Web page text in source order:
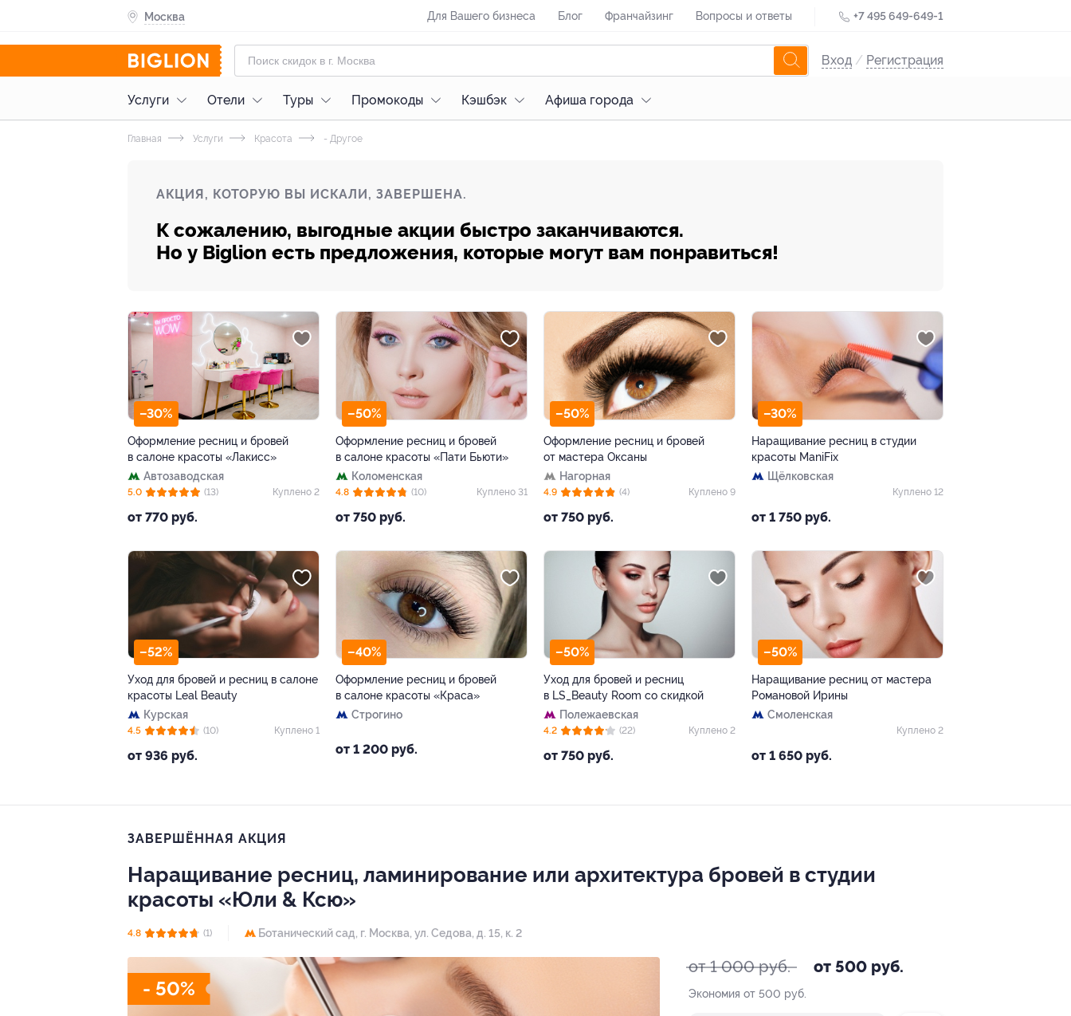
Москва Для Вашего бизнеса Блог Франчайзинг Вопросы и ответы +7 495 649-649-1
Вход / Регистрация
Услуги Отели Туры Промокоды Кэшбэк Афиша города
Главная Услуги Красота - Другое
АКЦИЯ, КОТОРУЮ ВЫ ИСКАЛИ, ЗАВЕРШЕНА.
К сожалению, выгодные акции быстро заканчиваются.
Но у Biglion есть предложения, которые могут вам понравиться!
–30%
Оформление ресниц и бровей
в салоне красоты «Лакисс»
Автозаводская
от 770 руб.
5.0 (13) Куплено 2
–50%
Оформление ресниц и бровей
в салоне красоты «Пати Бьюти»
Коломенская
от 750 руб.
4.8 (10) Куплено 31
–50%
Оформление ресниц и бровей
от мастера Оксаны
Нагорная
от 750 руб.
4.9 (4) Куплено 9
–30%
Наращивание ресниц в студии
красоты ManiFix
Щёлковская
от 1 750 руб.
Куплено 12
–52%
Уход для бровей и ресниц в салоне
красоты Leal Вeauty
Курская
от 936 руб.
4.5 (10) Куплено 1
–40%
Оформление ресниц и бровей
в салоне красоты «Краса»
Строгино
от 1 200 руб.
–50%
Уход для бровей и ресниц
в LS_Beauty Room со скидкой
Полежаевская
от 750 руб.
4.2 (22) Куплено 2
–50%
Наращивание ресниц от мастера
Романовой Ирины
Смоленская
от 1 650 руб.
Куплено 2
ЗАВЕРШЁННАЯ АКЦИЯ
Наращивание ресниц, ламинирование или архитектура бровей в студии
красоты «Юли & Ксю»
4.8 (1) Ботанический сад, г. Москва, ул. Седова, д. 15, к. 2
- 50%
от 1 000 руб. от 500 руб.
Экономия от 500 руб.